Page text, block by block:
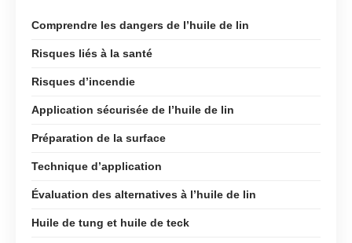
Comprendre les dangers de l’huile de lin
Risques liés à la santé
Risques d’incendie
Application sécurisée de l’huile de lin
Préparation de la surface
Technique d’application
Évaluation des alternatives à l’huile de lin
Huile de tung et huile de teck